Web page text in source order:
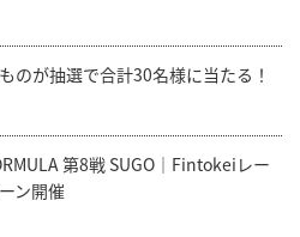
のが抽選で合計30名様に当たる！
第8戦 SUGO｜Fintokeiレー
ン開催